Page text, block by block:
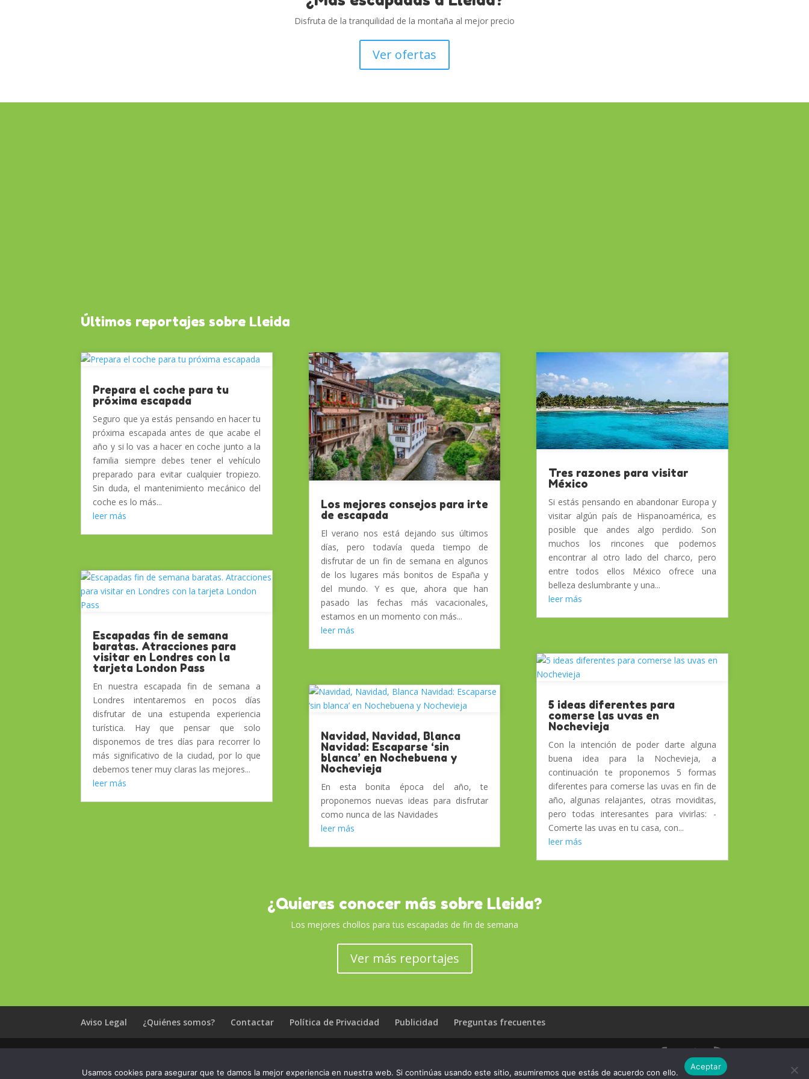
Disfruta de la tranquilidad de la montaña al mejor precio
Ver ofertas
Últimos reportajes sobre Lleida
Prepara el coche para tu
próxima escapada
Seguro que ya estás pensando en hacer tu
próxima escapada antes de que acabe el
año y si lo vas a hacer en coche junto a la
familia siempre debes tener el vehículo
preparado para evitar cualquier tropiezo.
Sin duda, el mantenimiento mecánico del
coche es lo más...
leer más
Escapadas fin de semana
baratas. Atracciones para
visitar en Londres con la
tarjeta London Pass
En nuestra escapada fin de semana a
Londres intentaremos en pocos días
disfrutar de una estupenda experiencia
turística. Hay que pensar que solo
disponemos de tres días para recorrer lo
más significativo de la ciudad, por lo que
debemos tener muy claras las mejores...
leer más
Los mejores consejos para irte
de escapada
El verano nos está dejando sus últimos
días, pero todavía queda tiempo de
disfrutar de un fin de semana en algunos
de los lugares más bonitos de España y
del mundo. Y es que, ahora que han
pasado las fechas más vacacionales,
estamos en un momento con más...
leer más
Navidad, Navidad, Blanca
Navidad: Escaparse ‘sin
blanca’ en Nochebuena y
Nochevieja
En esta bonita época del año, te
proponemos nuevas ideas para disfrutar
como nunca de las Navidades
leer más
Tres razones para visitar
México
Si estás pensando en abandonar Europa y
visitar algún país de Hispanoamérica, es
posible que andes algo perdido. Son
muchos los rincones que podemos
encontrar al otro lado del charco, pero
entre todos ellos México ofrece una
belleza deslumbrante y una...
leer más
5 ideas diferentes para
comerse las uvas en
Nochevieja
Con la intención de poder darte alguna
buena idea para la Nochevieja, a
continuación te proponemos 5 formas
diferentes para comerse las uvas en fin de
año, algunas relajantes, otras moviditas,
pero todas interesantes para vivirlas: -
Comerte las uvas en tu casa, con...
leer más
¿Quieres conocer más sobre Lleida?
Los mejores chollos para tus escapadas de fin de semana
Ver más reportajes
Aviso Legal ¿Quiénes somos? Contactar Política de Privacidad Publicidad Preguntas frecuentes
Usamos cookies para asegurar que te damos la mejor experiencia en nuestra web. Si continúas usando este sitio, asumiremos que estás de acuerdo con ello.
Aceptar